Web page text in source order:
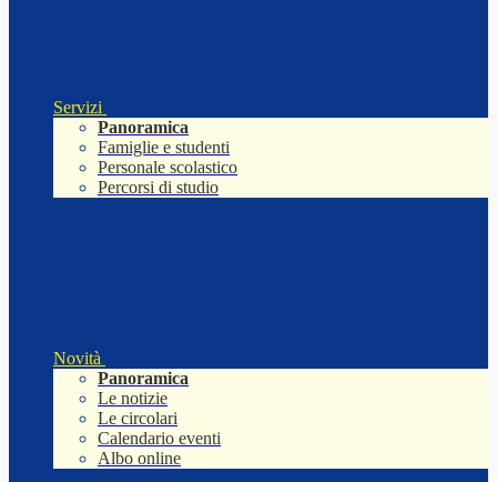
Servizi
Panoramica
Famiglie e studenti
Personale scolastico
Percorsi di studio
Novità
Panoramica
Le notizie
Le circolari
Calendario eventi
Albo online